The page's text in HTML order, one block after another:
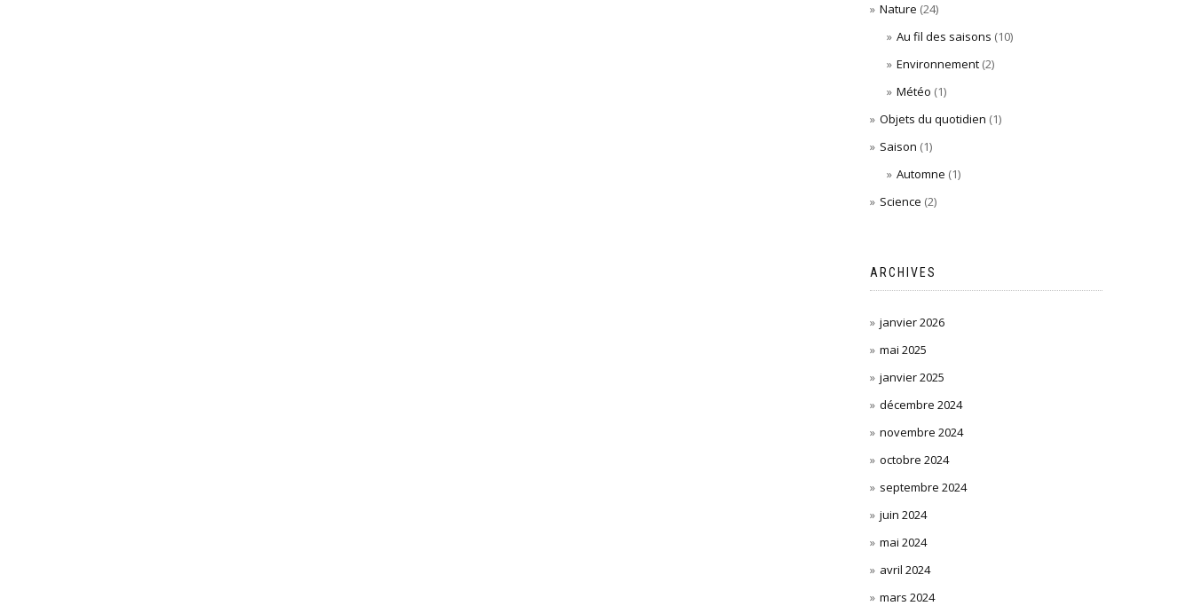
Nature (24)
Au fil des saisons (10)
Environnement (2)
Météo (1)
Objets du quotidien (1)
Saison (1)
Automne (1)
Science (2)
ARCHIVES
janvier 2026
mai 2025
janvier 2025
décembre 2024
novembre 2024
octobre 2024
septembre 2024
juin 2024
mai 2024
avril 2024
mars 2024